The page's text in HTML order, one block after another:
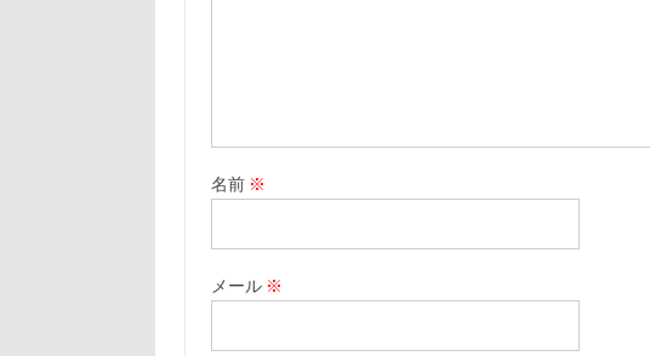
名前 ※
メール ※